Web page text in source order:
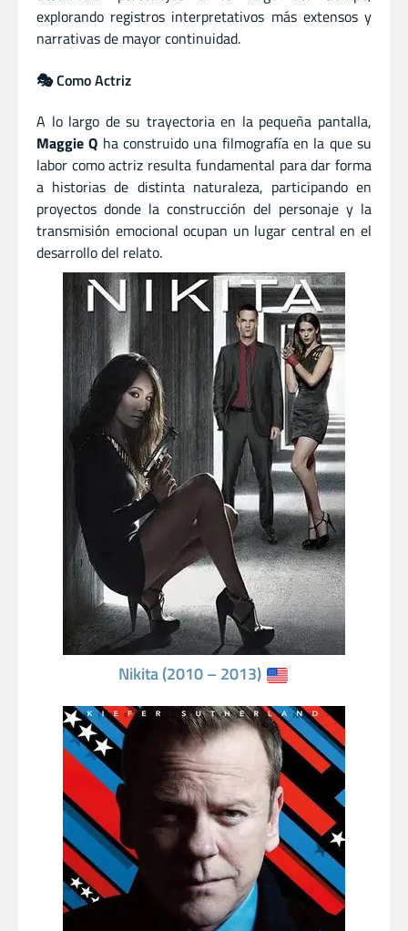
explorando registros interpretativos más extensos y
narrativas de mayor continuidad.
🎭 Como Actriz
A lo largo de su trayectoria en la pequeña pantalla,
Maggie Q ha construido una filmografía en la que su
labor como actriz resulta fundamental para dar forma
a historias de distinta naturaleza, participando en
proyectos donde la construcción del personaje y la
transmisión emocional ocupan un lugar central en el
desarrollo del relato.
Nikita (2010 – 2013)